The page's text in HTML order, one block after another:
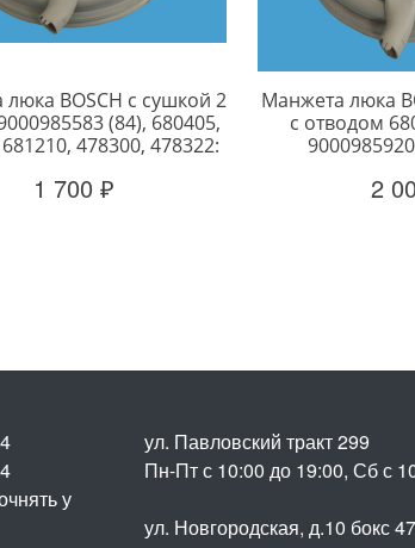
BOSCH с сушкой 2
(84), 680405,
478300, 478322:
1 700 ₽
Манжета люка
с отводом
2
у
ул. Павловский тракт 299
Пн-Пт с 10:00 до 19:00, Сб с
ул. Новгородская, д.10 бокс 47